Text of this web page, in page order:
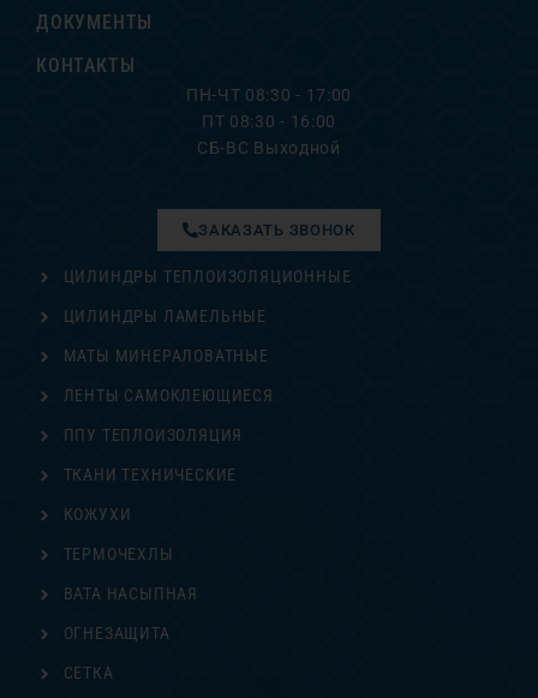
ДОКУМЕНТЫ
КОНТАКТЫ
ПН-ЧТ 08:30 - 17:00
ПТ 08:30 - 16:00
СБ-ВС Выходной
ЦИЛИНДРЫ ТЕПЛОИЗОЛЯЦИОННЫЕ
ЦИЛИНДРЫ ЛАМЕЛЬНЫЕ
МАТЫ МИНЕРАЛОВАТНЫЕ
ЛЕНТЫ САМОКЛЕЮЩИЕСЯ
ППУ ТЕПЛОИЗОЛЯЦИЯ
ТКАНИ ТЕХНИЧЕСКИЕ
ЗАКАЗАТЬ ЗВОНОК
КОЖУХИ
ТЕРМОЧЕХЛЫ
ВАТА НАСЫПНАЯ
ОГНЕЗАЩИТА
СЕТКА